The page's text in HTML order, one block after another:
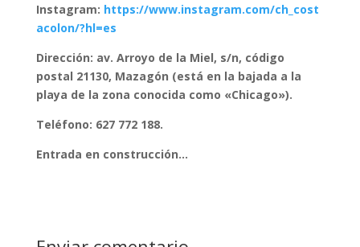
Instagram: https://www.instagram.com/ch_cost
acolon/?hl=es
Dirección: av. Arroyo de la Miel, s/n, código
postal 21130, Mazagón (está en la bajada a la
playa de la zona conocida como «Chicago»).
Teléfono: 627 772 188.
Entrada en construcción…